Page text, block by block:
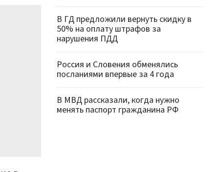
В ГД предложили вернуть скидку в
50% на оплату штрафов за
нарушения ПДД
Россия и Словения обменялись
посланиями впервые за 4 года
В МВД рассказали, когда нужно
менять паспорт гражданина РФ